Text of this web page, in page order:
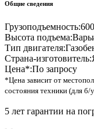
Общие сведения
Грузоподъемность:
Высота подъема:
Тип двигателя:
Страна-изготовитель:
Цена*:По запросу
*Цена зависит от
состояния техники (для
5 лет гарантии на